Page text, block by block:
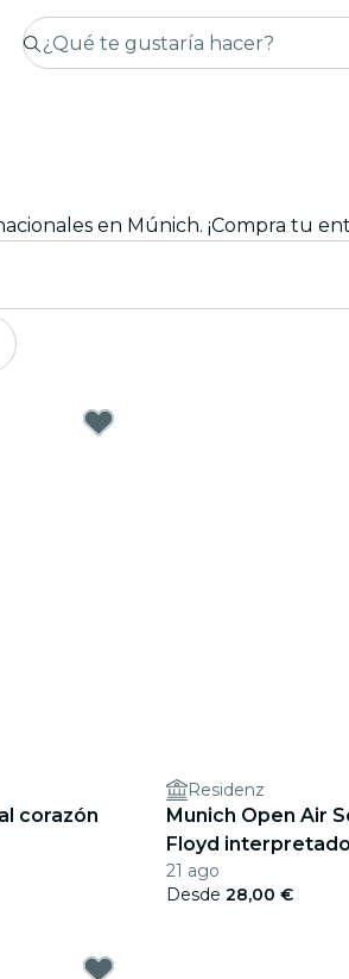
en Múnich. ¡Compra tu
corazón
Residenz
Munich Open Air
Floyd
21 ago
Desde 28,00 €